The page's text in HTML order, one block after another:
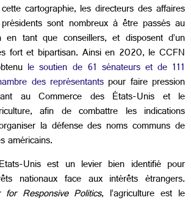
cartographie, les directeurs des affaires
sont nombreux à être passés au
en tant que conseillers, et disposent d’un
fort et bipartisan. Ainsi en 2020, le CCFN
le soutien de 61 sénateurs et de 111
des représentantspour faire pression
au Commerce des États-Unis et le
afin de combattre les indications
la défense des noms communs de
américains.
Unis est un levier bien identifié pour
nationaux face aux intérêts étrangers.
for Responsive Politics, l’agriculture est le